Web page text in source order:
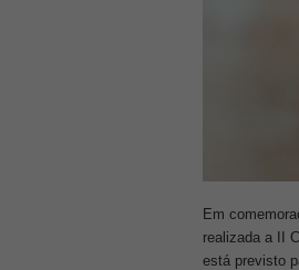
Em
realizada a II
está previsto